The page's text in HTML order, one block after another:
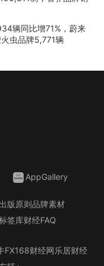
辆同比增71%，蔚来
虫品牌5,771辆
AppGallery
出版原则品牌素材
签库财经FAQ
FX168财经网乐居财经